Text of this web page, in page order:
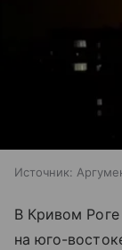
Источник:
В Кривом
на юго-